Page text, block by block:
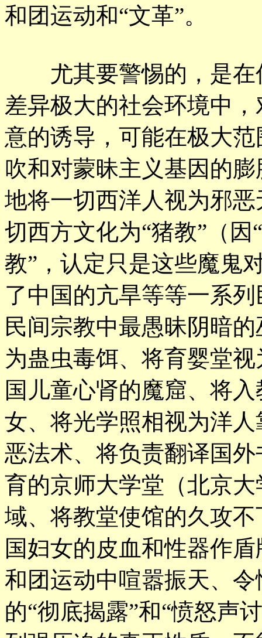
和团运动和“文革”。
尤其要警惕的，是在
差异极大的社会环境中
意的诱导，可能在极大
吹和对蒙昧主义基因的
地将一切西洋人视为邪
切西方文化为“猪教”（
教”，认定只是这些魔鬼
了中国的亢旱等等一系
民间宗教中最愚昧阴暗
为蛊虫毒饵、将育婴堂
国儿童心肾的魔窟、将
女、将光学照相视为洋
恶法术、将负责翻译国
育的京师大学堂（北京
域、将教堂使馆的久攻
国妇女的皮血和性器作
和团运动中喧嚣振天、
的“彻底揭露”和“愤怒声